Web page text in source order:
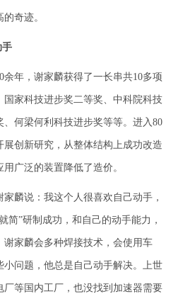
奇迹。
手
年，谢家麟获得了一长串共10多项
家科技进步奖二等奖、中科院科技
何梁何利科技进步奖等等。进入80
创新研究，从整体结构上成功改造
广泛的装置降低了造价。
说：我这个人很喜欢自己动手，
简”研制成功，和自己的动手能力，
家麟会多种焊接技术，会使用车
小问题，他总是自己动手解决。上世
厂等国内工厂，也没找到加速器需要